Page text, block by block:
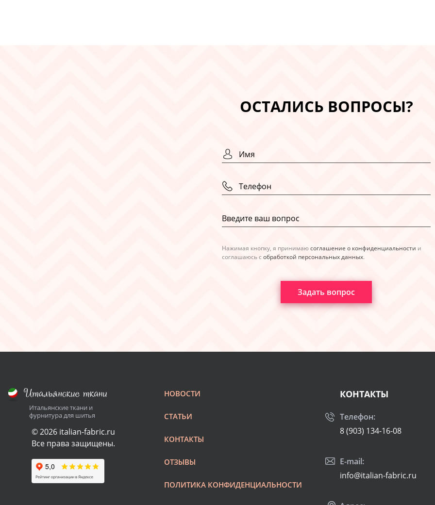
ОСТАЛИСЬ ВОПРОСЫ?
Нажимая кнопку, я принимаюсоглашение о конфиденциальности и
соглашаюсь с обработкой персональных данных.
Задать вопрос
Итальянские ткани и
фурнитура для шитья
© 2026 italian-fabric.ru
Все права защищены.
НОВОСТИ
СТАТЬИ
КОНТАКТЫ
ОТЗЫВЫ
ПОЛИТИКА КОНФИДЕНЦИАЛЬНОСТИ
КОНТАКТЫ
Телефон:
8 (903) 134-16-08
E-mail:
info@italian-fabric.ru